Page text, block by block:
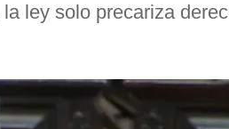
ley solo precariza